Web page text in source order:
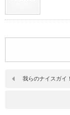
我らのナイスガイ